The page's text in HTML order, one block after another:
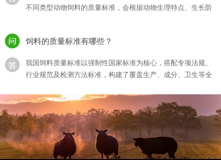
不同类型动物饲料的质量标准，会根据动物生理特点、生长阶
饲料的质量标准有哪些？
我国饲料质量标准以强制性国家标准为核心，搭配专项法规、
行业规范及检测方法标准，构建了覆盖生产、成分、卫生等全
猪饲料的选购？
猪饲料的选购直接影响生猪生长效率、养殖成本及猪肉产品，
需结合猪的生长阶段、饲料质量标准、自身养殖需求综合判
断，同时规避 “···